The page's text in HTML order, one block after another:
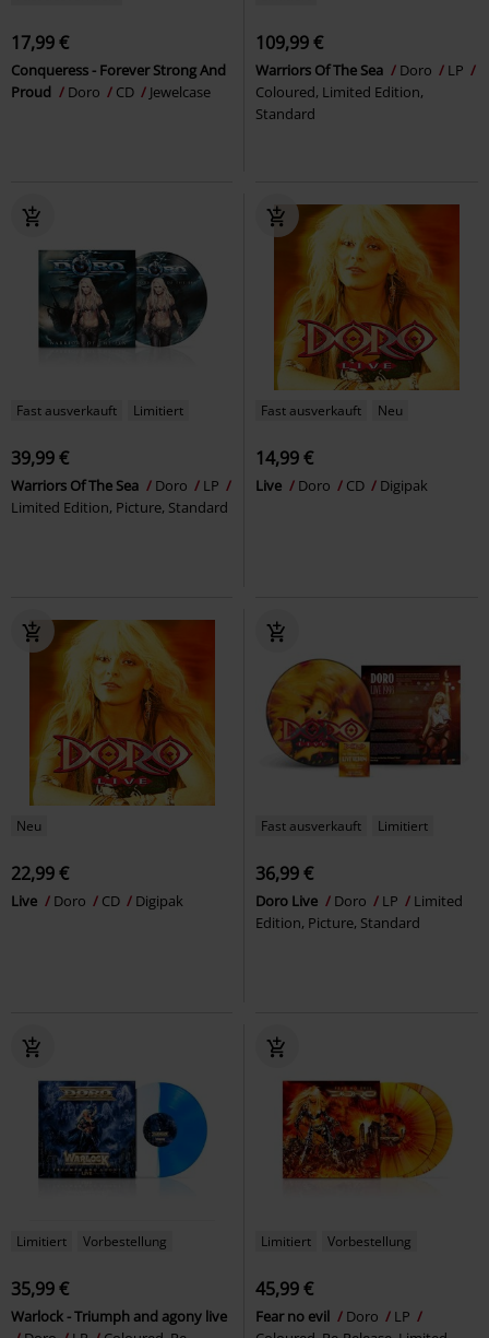
17,99 €
Conqueress - Forever Strong And
Proud
Doro CD Jewelcase
109,99 €
Warriors Of The Sea Doro
LP
Coloured, Limited Edition,
Standard
Fast ausverkauft Limitiert
39,99 €
Warriors Of The Sea Doro
LP
Limited Edition, Picture, Standard
Fast ausverkauft Neu
14,99 €
Live Doro CD Digipak
Neu
22,99 €
Live Doro CD Digipak
Fast ausverkauft Limitiert
36,99 €
Doro Live Doro LP
Limited
Edition, Picture, Standard
Limitiert Vorbestellung
35,99 €
Warlock - Triumph and agony live
Limitiert Vorbestellung
45,99 €
Fear no evil Doro
LP